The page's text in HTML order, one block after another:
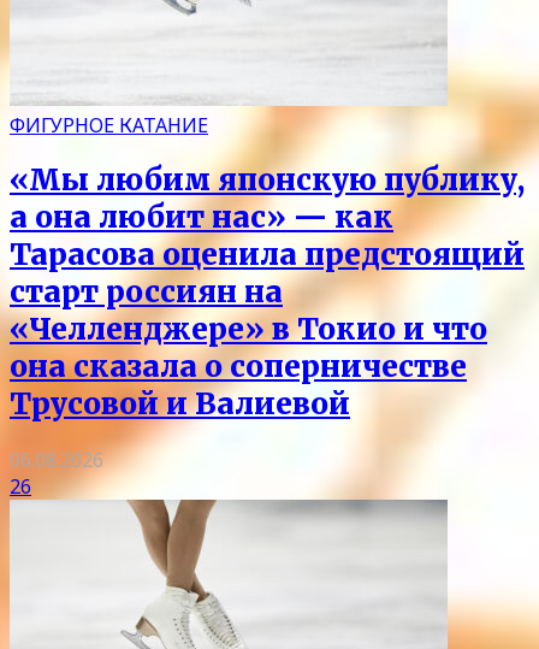
ФИГУРНОЕ КАТАНИЕ
«Мы любим японскую публику,
а она любит нас» — как
Тарасова оценила предстоящий
старт россиян на
«Челленджере» в Токио и что
она сказала о соперничестве
Трусовой и Валиевой
06.08.2026
26